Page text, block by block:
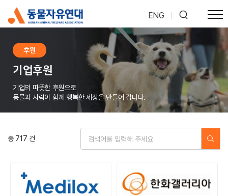
ENG
후원
기업후원
기업의 따뜻한 후원으로
동물과 사람이 함께 행복한 세상을 만들어 갑니다.
총 717 건